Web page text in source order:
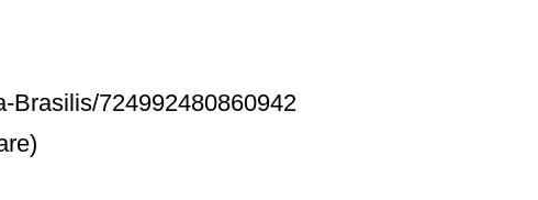
Brasilis/724992480860942